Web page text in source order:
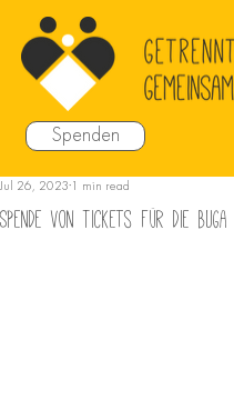
Spenden
Spende von Tickets für die BuGa
Jul 26, 2023 1 min read